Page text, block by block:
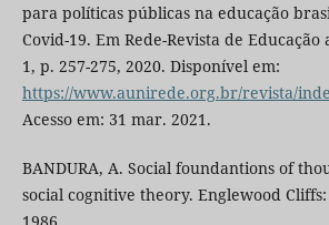
para políticas públicas na educação
Covid-19. Em Rede-Revista de Educação
1, p. 257-275, 2020. Disponível em:
https://www.aunirede.org.br/revista/
Acesso em: 31 mar. 2021.
BANDURA, A. Social foundantions of
social cognitive theory. Englewood